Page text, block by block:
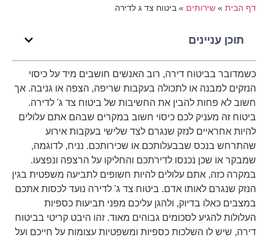
דף הבית» שירותים» ביטוח צד ג לדירה
תוכן עניינים
כשמדובר בביטוח דירה, רוב האנשים חושבים מיד על כיסוי
הנזקים למבנה או לתכולה בעקבות שריפה, הצפה או גניבה. אך
חשוב לא פחות להבין את החשיבות של ביטוח צד ג' לדירה.
ביטוח זה מעניק לכם כיסוי חשוב במקרים שבהם אתם עלולים
להיות אחראיים לנזק שנגרם לצד שלישי בעקבות אירוע
שהתרחש בנכס שבבעלותכם או שכירותכם. נניח, לדוגמה,
שמבקר או שכן נכנסו לדירתכם והחליקו על הרצפה ונפצעו.
במקרה כזה, אתם עלולים להיות חשופים לתביעה משפטית בגין
הנזק שנגרם לאותו אדם. ביטוח צד ג' לדירה נועד לכסות אתכם
במצבים כאלו בדיוק, ולהגן עליכם מפני תביעות כספיות
העלולות להגיע לסכומים גבוהים מאוד. זהו היבט קריטי בביטוח
דירה, שיש לו השלכות כספיות ומשפטיות עצומות על חייכם ועל